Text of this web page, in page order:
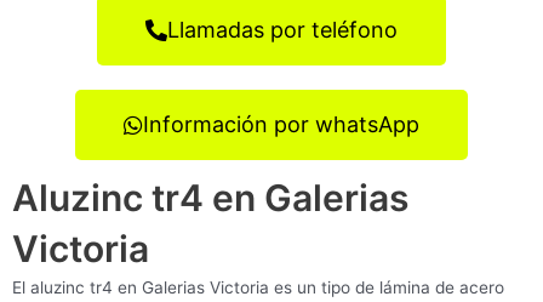
Llamadas por teléfono
Información por whatsApp
Aluzinc tr4 en Galerias
Victoria
El aluzinc tr4 en Galerias Victoria es un tipo de lámina de acero